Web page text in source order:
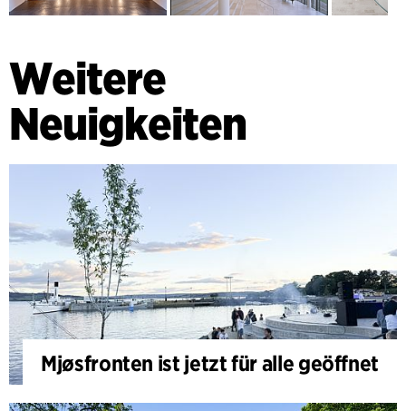
Weitere
Neuigkeiten
Mjøsfronten ist jetzt für alle geöffnet